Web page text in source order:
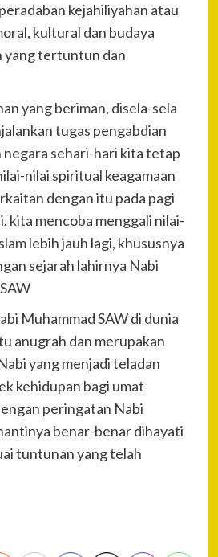
kejahiliyahan atau
kultural dan budaya
yang tertuntun dan
yang beriman, disela-sela
tugas pengabdian
negara sehari-hari kita tetap
nilai spiritual keagamaan
dengan itu pada pagi
kita mencoba menggali nilai-
lebih jauh lagi, khususnya
sejarah lahirnya Nabi
Muhammad SAW di dunia
anugrah dan merupakan
yang menjadi teladan
kehidupan bagi umat
peringatan Nabi
benar-benar dihayati
tuntunan yang telah